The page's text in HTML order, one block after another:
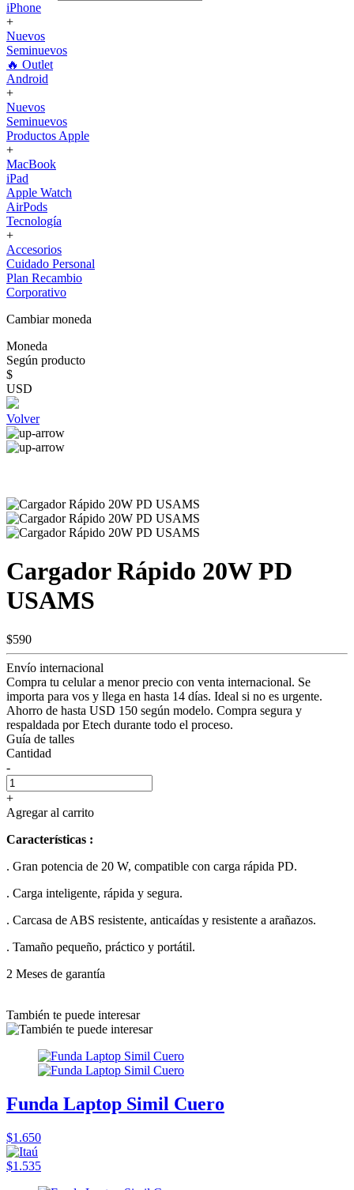
iPhone
+
Nuevos
Seminuevos
🔥 Outlet
Android
+
Nuevos
Seminuevos
Productos Apple
+
MacBook
iPad
Apple Watch
AirPods
Tecnología
+
Accesorios
Cuidado Personal
Plan Recambio
Corporativo
Cambiar moneda
Moneda
Según producto
$
USD
Volver
Cargador Rápido 20W PD
USAMS
$590
Envío internacional
Compra tu celular a menor precio con venta internacional. Se
importa para vos y llega en hasta 14 días. Ideal si no es urgente.
Ahorro de hasta USD 150 según modelo. Compra segura y
respaldada por Etech durante todo el proceso.
Guía de talles
Cantidad
-
+
Agregar al carrito
Características :
. Gran potencia de 20 W, compatible con carga rápida PD.
. Carga inteligente, rápida y segura.
. Carcasa de ABS resistente, anticaídas y resistente a arañazos.
. Tamaño pequeño, práctico y portátil.
2 Meses de garantía
También te puede interesar
Funda Laptop Simil Cuero
$1.650
$1.535